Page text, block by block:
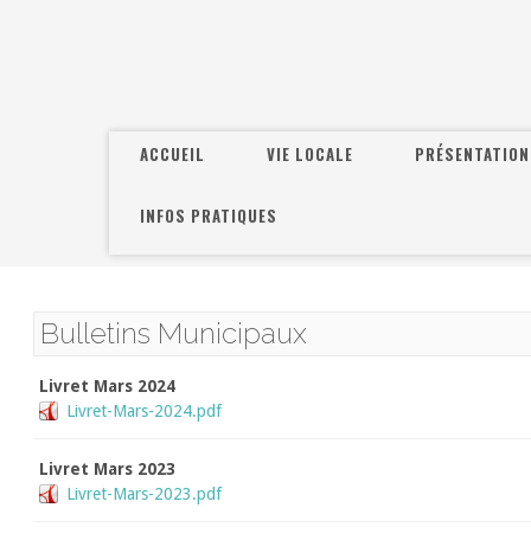
ACCUEIL VIE LOCALE PRÉSENTATION
INFOS PRATIQUES
Bulletins Municipaux
Livret Mars 2024
Livret-Mars-2024.pdf
Livret Mars 2023
Livret-Mars-2023.pdf